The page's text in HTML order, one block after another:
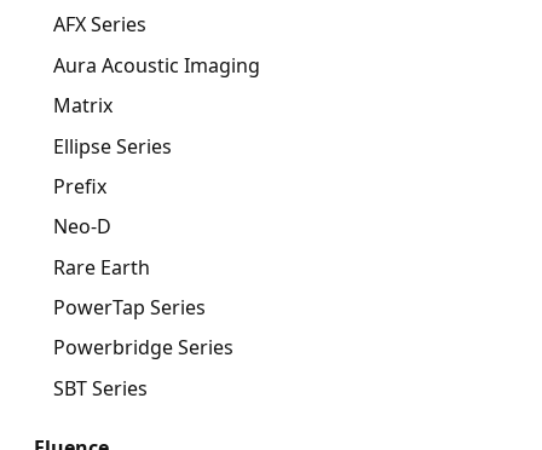
AFX Series
Aura Acoustic Imaging
Matrix
Ellipse Series
Prefix
Neo-D
Rare Earth
PowerTap Series
Powerbridge Series
SBT Series